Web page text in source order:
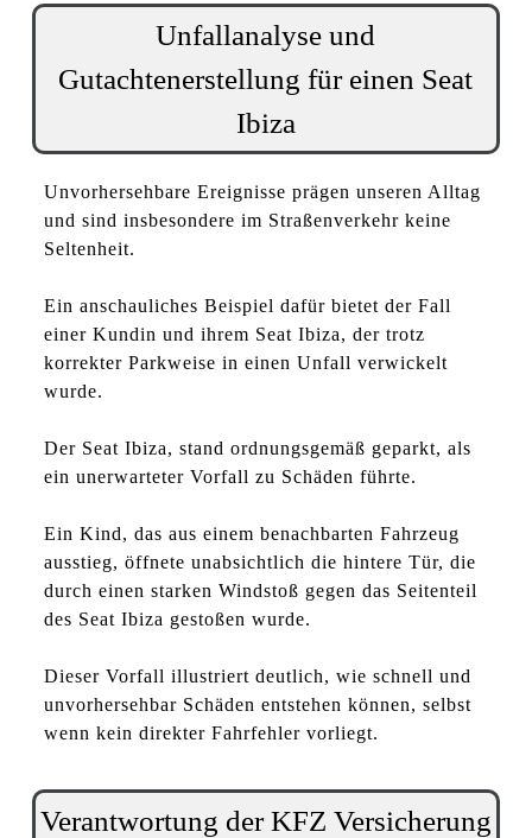
Unfallanalyse und
Gutachtenerstellung für einen Seat
Ibiza
Unvorhersehbare Ereignisse prägen unseren Alltag
und sind insbesondere im Straßenverkehr keine
Seltenheit.
Ein anschauliches Beispiel dafür bietet der Fall
einer Kundin und ihrem Seat Ibiza, der trotz
korrekter Parkweise in einen Unfall verwickelt
wurde.
Der Seat Ibiza, stand ordnungsgemäß geparkt, als
ein unerwarteter Vorfall zu Schäden führte.
Ein Kind, das aus einem benachbarten Fahrzeug
ausstieg, öffnete unabsichtlich die hintere Tür, die
durch einen starken Windstoß gegen das Seitenteil
des Seat Ibiza gestoßen wurde.
Dieser Vorfall illustriert deutlich, wie schnell und
unvorhersehbar Schäden entstehen können, selbst
wenn kein direkter Fahrfehler vorliegt.
Verantwortung der KFZ Versicherung